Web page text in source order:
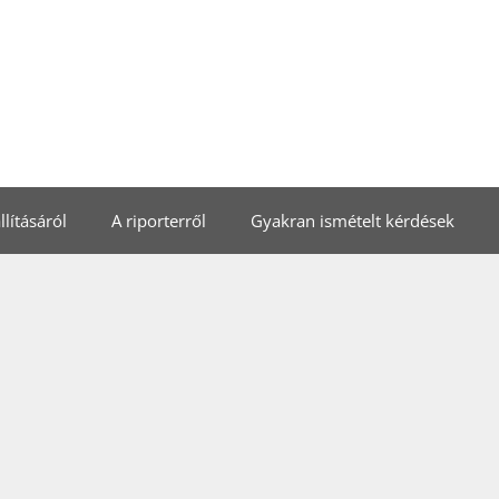
A riporterről Gyakran ismételt kérdések